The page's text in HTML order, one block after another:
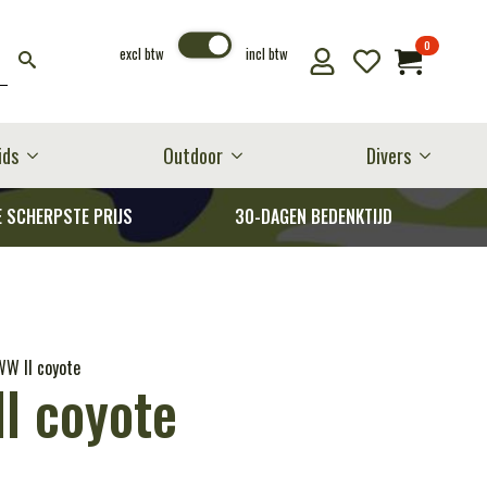
excl btw incl btw 0
Outdoor Divers
SCHERPSTE PRIJS 30-DAGEN BEDENKTIJD
II coyote
coyote